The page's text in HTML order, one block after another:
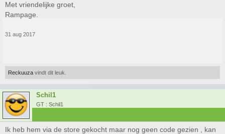
Met vriendelijke groet,
Rampage.
31 aug 2017
Reckuuza vindt dit leuk.
Schil1
GT : Schil1
Ik heb hem via de store gekocht maar nog geen code gezien , kan